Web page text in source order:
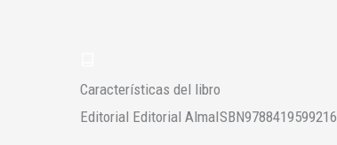
Características del libro
Editorial ‎ Editorial AlmaISBN9788419599216